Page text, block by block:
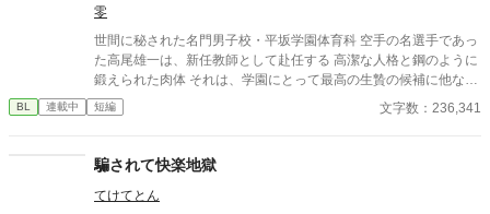
零
世間に秘された名門男子校・平坂学園体育科 空手の名選手であっ
た高尾雄一は、新任教師として赴任する 高潔な人格と鋼のように
鍛えられた肉体 それは、学園にとって最高の生贄の候補に他なら
なかった 至高の筋肉を持つ、精神を削られ意志をなくした青年を
太古の神に捧げるため、“水”、“風”、“土”の信奉者達が暗躍する 意
校で繰り広げられるダークファンタジー
BL 連載中 短編 文字数：236,341
騙されて快楽地獄
てけてとん